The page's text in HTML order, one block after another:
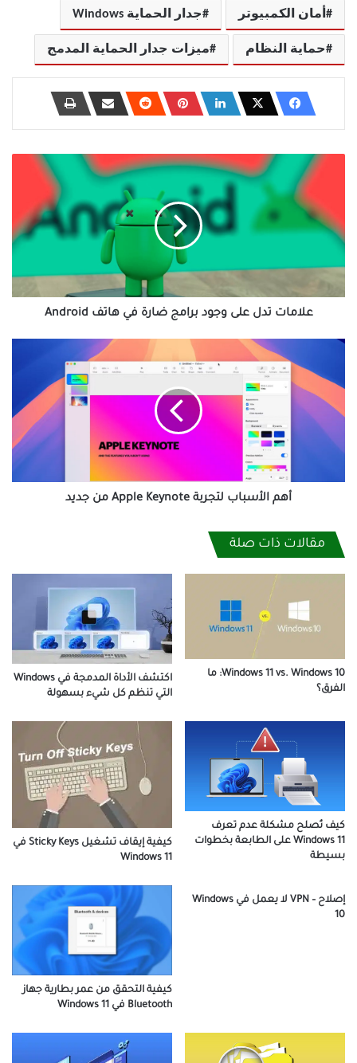
أمان الكمبيوتر جدار الحماية Windows
حماية النظام ميزات جدار الحماية المدمج
علامات
وجود
برامج
ضارة
Android
علامات تدل على وجود برامج ضارة في هاتف Android
أهم
لتجربة
Apple
Keynote
جديد
أهم الأسباب لتجربة Apple Keynote من جديد
مقالات ذات صلة
Windows 11 vs. Windows 10: ما
الفرق؟
اكتشف الأداة المدمجة في Windows
التي تنظم كل شيء بسهولة
كيف تُصلح مشكلة عدم تعرف
Windows 11 على الطابعة بخطوات
بسيطة
كيفية إيقاف تشغيل Sticky Keys في
Windows 11
إصلاح – VPN لا يعمل في Windows
10
كيفية التحقق من عمر بطارية جهاز
Bluetooth في Windows 11